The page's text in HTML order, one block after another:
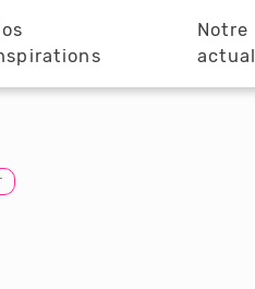
Notre